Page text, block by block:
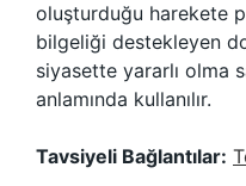
oluşturduğu harekete
bilgeliği destekleyen
siyasette yararlı olma
anlamında kullanılır.
Tavsiyeli Bağlantılar: